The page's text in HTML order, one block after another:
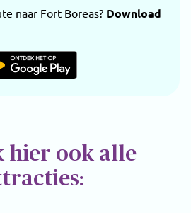
naar Fort Boreas? Download
hier ook alle